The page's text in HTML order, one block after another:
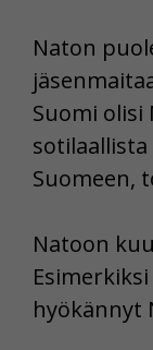
Naton
Suomi olisi
Suomeen,
Natoon
hyökännyt